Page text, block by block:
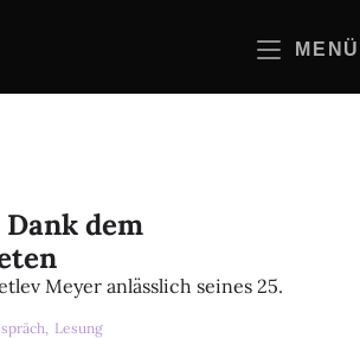
MENÜ
dem
Meyer anlässlich seines 25.
Lesung